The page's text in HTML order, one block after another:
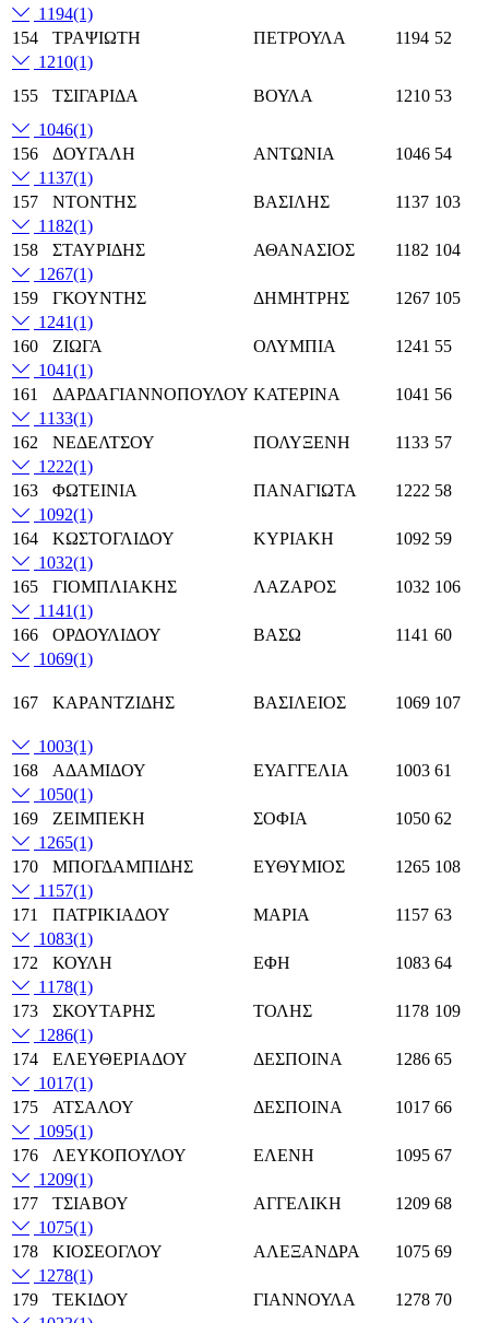
1194(1)
154
ΤΡΑΨΙΩΤΗ ΠΕΤΡΟΥΛΑ 1194 52
1210(1)
155
ΤΣΙΓΑΡΙΔΑ ΒΟΥΛΑ 1210 53
1046(1)
156
ΔΟΥΓΑΛΗ ΑΝΤΩΝΙΑ 1046 54
1137(1)
157
ΝΤΟΝΤΗΣ ΒΑΣΙΛΗΣ 1137 103
1182(1)
158
ΣΤΑΥΡΙΔΗΣ ΑΘΑΝΑΣΙΟΣ 1182 104
1267(1)
159
ΓΚΟΥΝΤΗΣ ΔΗΜΗΤΡΗΣ 1267 105
1241(1)
160
ΖΙΩΓΑ ΟΛΥΜΠΙΑ 1241 55
1041(1)
161
ΔΑΡΔΑΓΙΑΝΝΟΠΟΥΛΟΥ ΚΑΤΕΡΙΝΑ 1041 56
1133(1)
162
ΝΕΔΕΛΤΣΟΥ ΠΟΛΥΞΕΝΗ 1133 57
1222(1)
163
ΦΩΤΕΙΝΙΑ ΠΑΝΑΓΙΩΤΑ 1222 58
1092(1)
164
ΚΩΣΤΟΓΛΙΔΟΥ ΚΥΡΙΑΚΗ 1092 59
1032(1)
165
ΓΙΟΜΠΛΙΑΚΗΣ ΛΑΖΑΡΟΣ 1032 106
1141(1)
166
ΟΡΔΟΥΛΙΔΟΥ ΒΑΣΩ 1141 60
1069(1)
167 ΚΑΡΑΝΤΖΙΔΗΣ ΒΑΣΙΛΕΙΟΣ 1069 107
1003(1)
168
ΑΔΑΜΙΔΟΥ ΕΥΑΓΓΕΛΙΑ 1003 61
1050(1)
169
ΖΕΙΜΠΕΚΗ ΣΟΦΙΑ 1050 62
1265(1)
170
ΜΠΟΓΔΑΜΠΙΔΗΣ ΕΥΘΥΜΙΟΣ 1265 108
1157(1)
171
ΠΑΤΡΙΚΙΑΔΟΥ ΜΑΡΙΑ 1157 63
1083(1)
172
ΚΟΥΛΗ ΕΦΗ 1083 64
1178(1)
173
ΣΚΟΥΤΑΡΗΣ ΤΟΛΗΣ 1178 109
1286(1)
174
ΕΛΕΥΘΕΡΙΑΔΟΥ ΔΕΣΠΟΙΝΑ 1286 65
1017(1)
175
ΑΤΣΑΛΟΥ ΔΕΣΠΟΙΝΑ 1017 66
1095(1)
176
ΛΕΥΚΟΠΟΥΛΟΥ ΕΛΕΝΗ 1095 67
1209(1)
177
ΤΣΙΑΒΟΥ ΑΓΓΕΛΙΚΗ 1209 68
1075(1)
178
ΚΙΟΣΕΟΓΛΟΥ ΑΛΕΞΑΝΔΡΑ 1075 69
1278(1)
179
ΤΕΚΙΔΟΥ ΓΙΑΝΝΟΥΛΑ 1278 70